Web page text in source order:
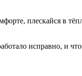
плескайся в
исправно, и